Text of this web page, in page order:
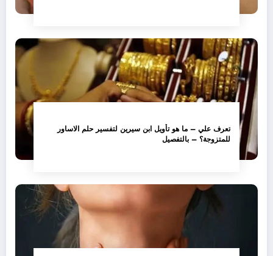
تعرف علي – ما هو تأويل ابن سيرين لتفسير حلم الاساور
للمتزوجة؟ – بالتفصيل